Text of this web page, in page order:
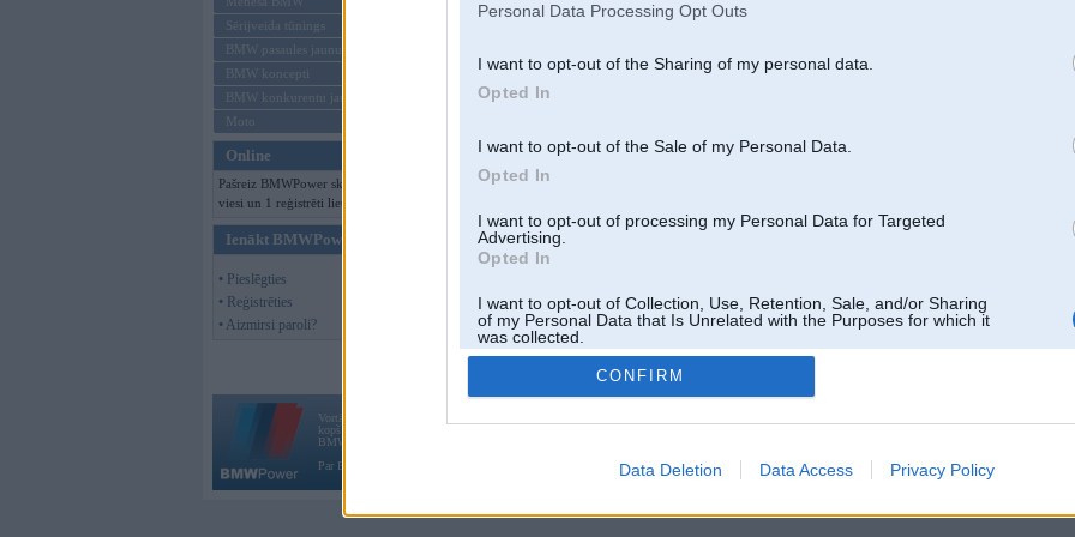
Personal Data Processing Opt Outs
I want to opt-out of the Sharing of my personal data.
Opted In
I want to opt-out of the Sale of my Personal Data.
Opted In
I want to opt-out of processing my Personal Data for Targeted
Advertising.
Opted In
I want to opt-out of Collection, Use, Retention, Sale, and/or Sharing
of my Personal Data that Is Unrelated with the Purposes for which it
was collected.
Opted Out
CONFIRM
Data Deletion Data Access Privacy Policy
Sērijveida tūnings
BMW pasaules jaunumi
BMW koncepti
BMW konkurentu jaunumi
Moto
Online
Pašreiz BMWPower skatās 132
viesi un 1 reģistrēti lietotāji.
Ienākt BMWPower
• Pieslēgties
• Reģistrēties
• Aizmirsi paroli?
Vortāls BMWPower.lv darbojas
kopš 2002. gada 14. maija. Tas nav auto klubs un nav saistīts ar
BMW AG.
Par BMWPower